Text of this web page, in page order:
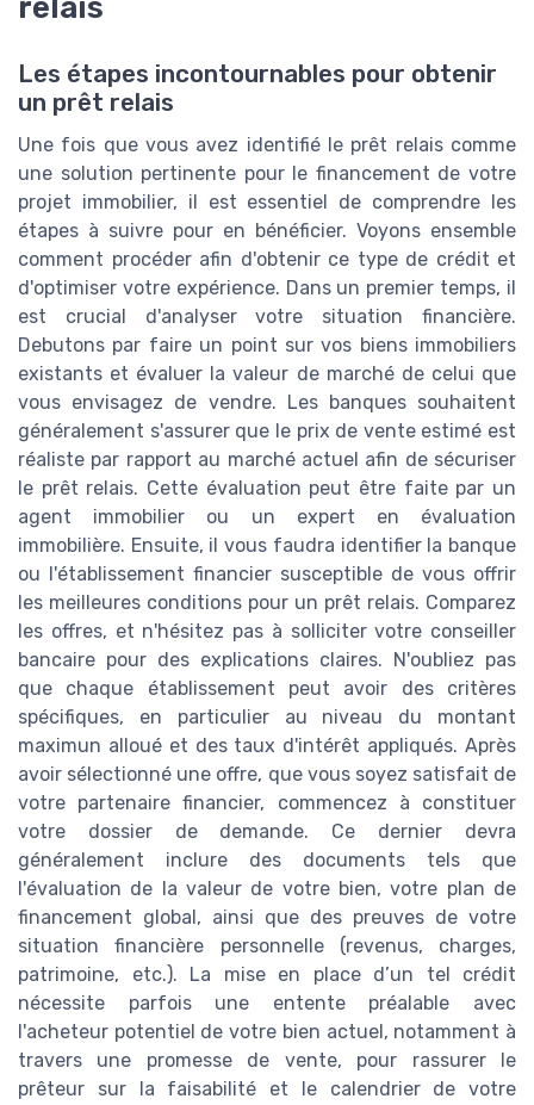
relais
Les étapes incontournables pour obtenir
un prêt relais
Une fois que vous avez identifié le prêt relais comme
une solution pertinente pour le financement de votre
projet immobilier, il est essentiel de comprendre les
étapes à suivre pour en bénéficier. Voyons ensemble
comment procéder afin d'obtenir ce type de crédit et
d'optimiser votre expérience. Dans un premier temps, il
est crucial d'analyser votre situation financière.
Debutons par faire un point sur vos biens immobiliers
existants et évaluer la valeur de marché de celui que
vous envisagez de vendre. Les banques souhaitent
généralement s'assurer que le prix de vente estimé est
réaliste par rapport au marché actuel afin de sécuriser
le prêt relais. Cette évaluation peut être faite par un
agent immobilier ou un expert en évaluation
immobilière. Ensuite, il vous faudra identifier la banque
ou l'établissement financier susceptible de vous offrir
les meilleures conditions pour un prêt relais. Comparez
les offres, et n'hésitez pas à solliciter votre conseiller
bancaire pour des explications claires. N'oubliez pas
que chaque établissement peut avoir des critères
spécifiques, en particulier au niveau du montant
maximun alloué et des taux d'intérêt appliqués. Après
avoir sélectionné une offre, que vous soyez satisfait de
votre partenaire financier, commencez à constituer
votre dossier de demande. Ce dernier devra
généralement inclure des documents tels que
l'évaluation de la valeur de votre bien, votre plan de
financement global, ainsi que des preuves de votre
situation financière personnelle (revenus, charges,
patrimoine, etc.). La mise en place d’un tel crédit
nécessite parfois une entente préalable avec
l'acheteur potentiel de votre bien actuel, notamment à
travers une promesse de vente, pour rassurer le
prêteur sur la faisabilité et le calendrier de votre